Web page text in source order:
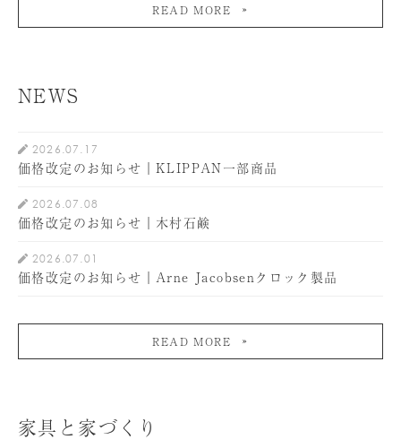
READ MORE
NEWS
2026.07.17
価格改定のお知らせ｜KLIPPAN一部商品
2026.07.08
価格改定のお知らせ｜木村石鹸
2026.07.01
価格改定のお知らせ｜Arne Jacobsenクロック製品
READ MORE
家具と家づくり